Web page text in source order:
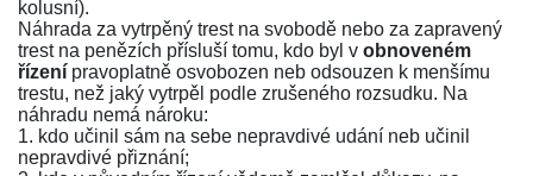
kolusní).
Náhrada za vytrpěný trest na svobodě nebo za zapravený
trest na penězích přísluší tomu, kdo byl v obnoveném
řízení pravoplatně osvobozen neb odsouzen k menšímu
trestu, než jaký vytrpěl podle zrušeného rozsudku. Na
náhradu nemá nároku:
1. kdo učinil sám na sebe nepravdivé udání neb učinil
nepravdivé přiznání;